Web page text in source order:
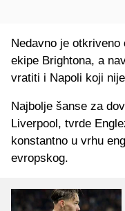
Nedavno je
ekipe Brightona, a
vratiti i Napoli koji
Najbolje šanse za
Liverpool, tvrde
konstantno u vrhu
evropskog.